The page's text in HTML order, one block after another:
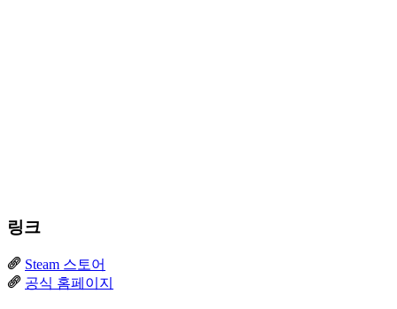
링크
Steam 스토어
공식 홈페이지